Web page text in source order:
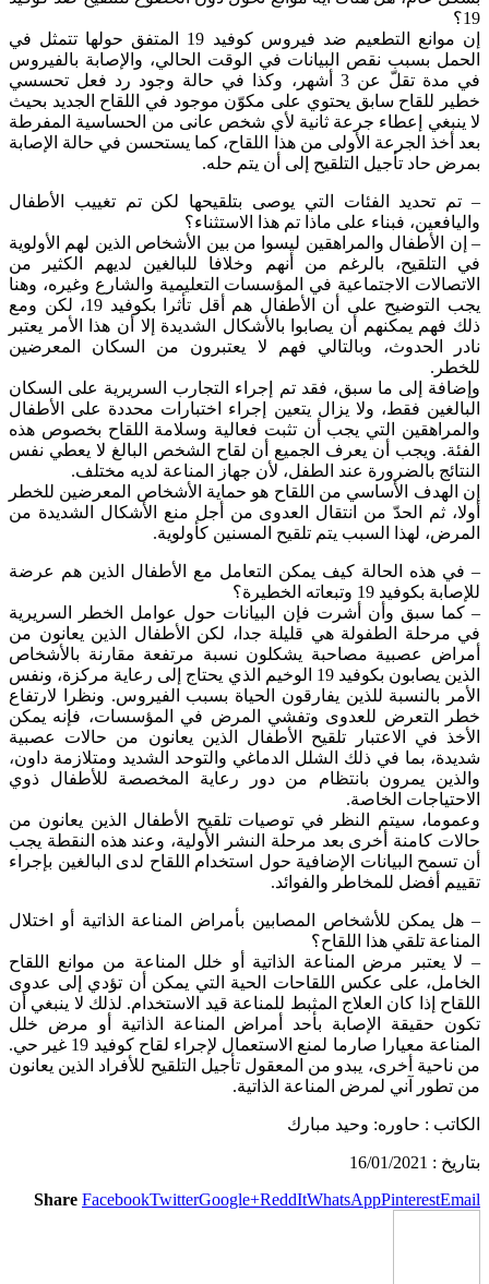
19؟
إن موانع التطعيم ضد فيروس كوفيد 19 المتفق حولها تتمثل في
الحمل بسبب نقص البيانات في الوقت الحالي، والإصابة بالفيروس
في مدة تقلّ عن 3 أشهر، وكذا في حالة وجود رد فعل تحسسي
خطير للقاح سابق يحتوي على مكوّن موجود في اللقاح الجديد بحيث
لا ينبغي إعطاء جرعة ثانية لأي شخص عانى من الحساسية المفرطة
بعد أخذ الجرعة الأولى من هذا اللقاح، كما يستحسن في حالة الإصابة
بمرض حاد تأجيل التلقيح إلى أن يتم حله.
– تم تحديد الفئات التي يوصى بتلقيحها لكن تم تغييب الأطفال
واليافعين، فبناء على ماذا تم هذا الاستثناء؟
– إن الأطفال والمراهقين ليسوا من بين الأشخاص الذين لهم الأولوية
في التلقيح، بالرغم من أنهم وخلافا للبالغين لديهم الكثير من
الاتصالات الاجتماعية في المؤسسات التعليمية والشارع وغيره، وهنا
يجب التوضيح على أن الأطفال هم أقل تأثرا بكوفيد 19، لكن ومع
ذلك فهم يمكنهم أن يصابوا بالأشكال الشديدة إلا أن هذا الأمر يعتبر
نادر الحدوث، وبالتالي فهم لا يعتبرون من السكان المعرضين
للخطر.
وإضافة إلى ما سبق، فقد تم إجراء التجارب السريرية على السكان
البالغين فقط، ولا يزال يتعين إجراء اختبارات محددة على الأطفال
والمراهقين التي يجب أن تثبت فعالية وسلامة اللقاح بخصوص هذه
الفئة. ويجب أن يعرف الجميع أن لقاح الشخص البالغ لا يعطي نفس
النتائج بالضرورة عند الطفل، لأن جهاز المناعة لديه مختلف.
إن الهدف الأساسي من اللقاح هو حماية الأشخاص المعرضين للخطر
أولا، ثم الحدّ من انتقال العدوى من أجل منع الأشكال الشديدة من
المرض، لهذا السبب يتم تلقيح المسنين كأولوية.
– في هذه الحالة كيف يمكن التعامل مع الأطفال الذين هم عرضة
للإصابة بكوفيد 19 وتبعاته الخطيرة؟
– كما سبق وأن أشرت فإن البيانات حول عوامل الخطر السريرية
في مرحلة الطفولة هي قليلة جدا، لكن الأطفال الذين يعانون من
أمراض عصبية مصاحبة يشكلون نسبة مرتفعة مقارنة بالأشخاص
الذين يصابون بكوفيد 19 الوخيم الذي يحتاج إلى رعاية مركزة، ونفس
الأمر بالنسبة للذين يفارقون الحياة بسبب الفيروس. ونظرا لارتفاع
خطر التعرض للعدوى وتفشي المرض في المؤسسات، فإنه يمكن
الأخذ في الاعتبار تلقيح الأطفال الذين يعانون من حالات عصبية
شديدة، بما في ذلك الشلل الدماغي والتوحد الشديد ومتلازمة داون،
والذين يمرون بانتظام من دور رعاية المخصصة للأطفال ذوي
الاحتياجات الخاصة.
وعموما، سيتم النظر في توصيات تلقيح الأطفال الذين يعانون من
حالات كامنة أخرى بعد مرحلة النشر الأولية، وعند هذه النقطة يجب
أن تسمح البيانات الإضافية حول استخدام اللقاح لدى البالغين بإجراء
تقييم أفضل للمخاطر والفوائد.
– هل يمكن للأشخاص المصابين بأمراض المناعة الذاتية أو اختلال
المناعة تلقي هذا اللقاح؟
– لا يعتبر مرض المناعة الذاتية أو خلل المناعة من موانع اللقاح
الخامل، على عكس اللقاحات الحية التي يمكن أن تؤدي إلى عدوى
اللقاح إذا كان العلاج المثبط للمناعة قيد الاستخدام. لذلك لا ينبغي أن
تكون حقيقة الإصابة بأحد أمراض المناعة الذاتية أو مرض خلل
المناعة معيارا صارما لمنع الاستعمال لإجراء لقاح كوفيد 19 غير حي.
من ناحية أخرى، يبدو من المعقول تأجيل التلقيح للأفراد الذين يعانون
من تطور آني لمرض المناعة الذاتية.
الكاتب : حاوره: وحيد مبارك
بتاريخ : 16/01/2021
Share FacebookTwitterGoogle+ReddItWhatsAppPinterestEmail